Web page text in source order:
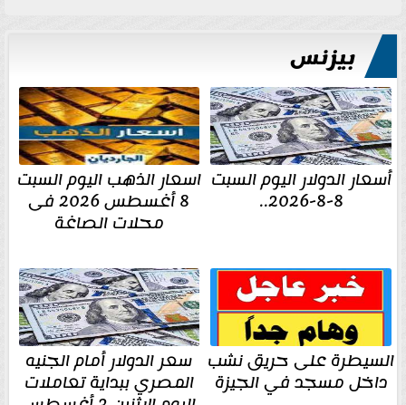
بيزنس
أسعار الدولار اليوم السبت
8-8-2026..
اسعار الذهب اليوم السبت
8 أغسطس 2026 فى
محلات الصاغة
السيطرة على حريق نشب
داخل مسجد في الجيزة
سعر الدولار أمام الجنيه
المصري ببداية تعاملات